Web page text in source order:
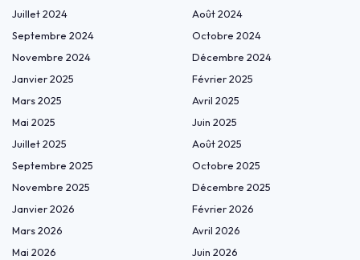
Juillet 2024
Août 2024
Septembre 2024
Octobre 2024
Novembre 2024
Décembre 2024
Janvier 2025
Février 2025
Mars 2025
Avril 2025
Mai 2025
Juin 2025
Juillet 2025
Août 2025
Septembre 2025
Octobre 2025
Novembre 2025
Décembre 2025
Janvier 2026
Février 2026
Mars 2026
Avril 2026
Mai 2026
Juin 2026